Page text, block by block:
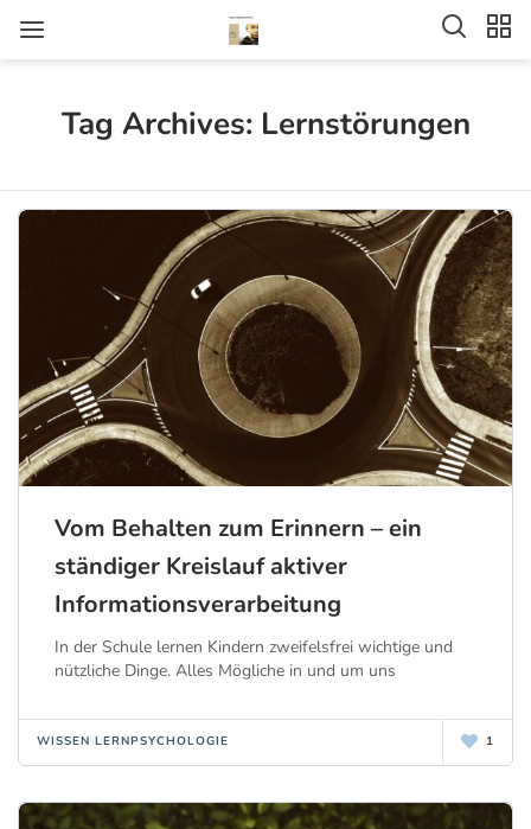
Tag Archives: Lernstörungen
Vom Behalten zum Erinnern – ein
ständiger Kreislauf aktiver
Informationsverarbeitung
In der Schule lernen Kindern zweifelsfrei wichtige und
nützliche Dinge. Alles Mögliche in und um uns
WISSEN LERNPSYCHOLOGIE 1